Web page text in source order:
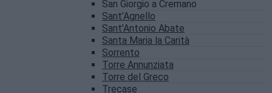
San Giorgio a Cremano
Sant’Agnello
Sant’Antonio Abate
Santa Maria la Carità
Sorrento
Torre Annunziata
Torre del Greco
Trecase